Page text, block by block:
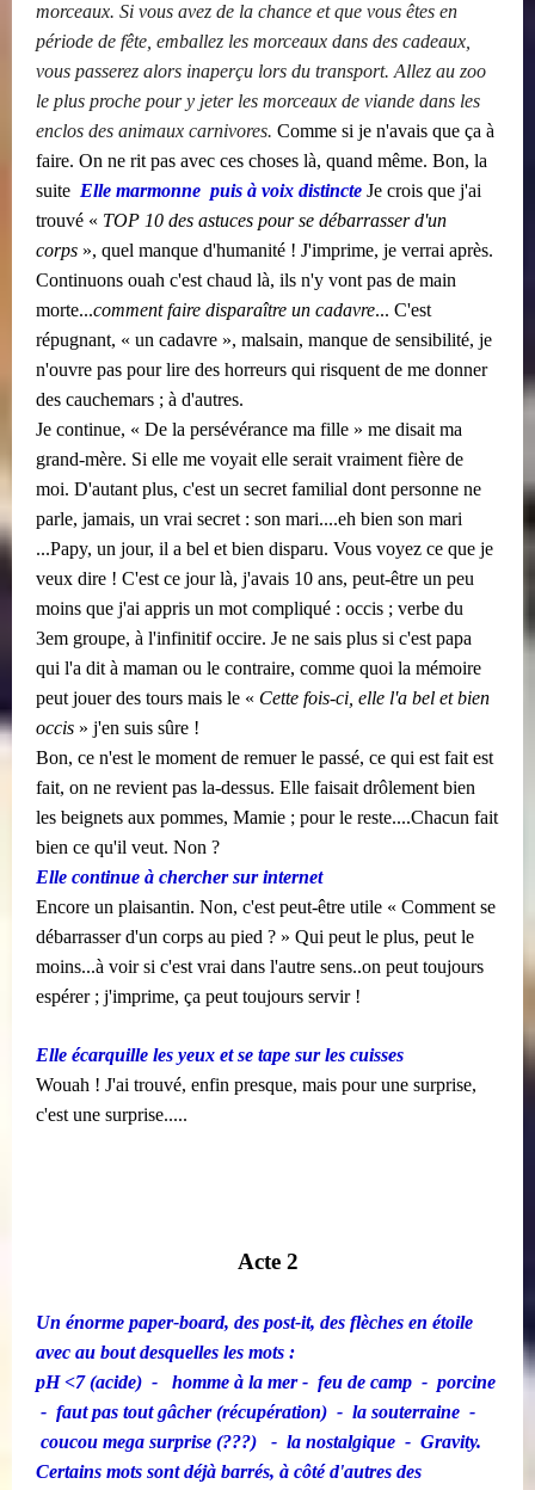
morceaux. Si vous avez de la chance et que vous êtes en
période de fête, emballez les morceaux dans des cadeaux,
vous passerez alors inaperçu lors du transport. Allez au zoo
le plus proche pour y jeter les morceaux de viande dans les
enclos des animaux carnivores. Comme si je n'avais que ça à
faire. On ne rit pas avec ces choses là, quand même. Bon, la
suite ​​ Elle marmonne ​​ puis à voix distincte Je crois que j'ai
trouvé « TOP 10 des astuces pour se débarrasser d'un
corps », quel manque d'humanité ! J'imprime, je verrai après.
Continuons ouah c'est chaud là, ils n'y vont pas de main
morte...comment faire disparaître un cadavre... C'est
répugnant, « un cadavre », malsain, manque de sensibilité, je
n'ouvre pas pour lire des horreurs qui risquent de me donner
des cauchemars ; à d'autres.
Je continue, « De la persévérance ma fille » me disait ma
grand-mère. Si elle me voyait elle serait vraiment fière de
moi. D'autant plus, c'est un secret familial dont personne ne
parle, jamais, un vrai secret : son mari....eh bien son mari
...Papy, un jour, il a bel et bien disparu. Vous voyez ce que je
veux dire ! C'est ce jour là, j'avais 10 ans, peut-être un peu
moins que j'ai appris un mot compliqué : occis ; verbe du
3em groupe, à l'infinitif occire. Je ne sais plus si c'est papa
qui l'a dit à maman ou le contraire, comme quoi la mémoire
peut jouer des tours mais le « Cette fois-ci, elle l'a bel et bien
occis » j'en suis sûre !
Bon, ce n'est le moment de remuer le passé, ce qui est fait est
fait, on ne revient pas la-dessus. Elle faisait drôlement bien
les beignets aux pommes, Mamie ; pour le reste....Chacun fait
bien ce qu'il veut. Non ?
Elle continue à chercher sur internet
Encore un plaisantin. Non, c'est peut-être utile « Comment se
débarrasser d'un corps au pied ? » Qui peut le plus, peut le
moins...à voir si c'est vrai dans l'autre sens..on peut toujours
espérer ; j'imprime, ça peut toujours servir !
Elle écarquille les yeux et se tape sur les cuisses
Wouah ! J'ai trouvé, enfin presque, mais pour une surprise,
c'est une surprise.....
Acte 2
Un énorme paper-board, des post-it, des flèches en étoile
avec au bout desquelles les mots :
pH<7 (acide) ​​ - ​​​​ homme à la mer - ​​ feu de camp ​​ - ​​ porcine
​​ - ​​ faut pas tout gâcher (récupération) ​​ - ​​ la souterraine ​​ - ​​
coucou mega surprise (???) ​​​​ - ​​ la nostalgique ​​ - ​​ Gravity.
Certains mots sont déjà barrés, à côté d'autres des